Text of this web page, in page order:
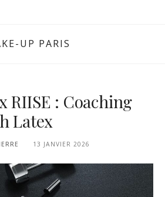
UP PARIS
RIISE : Coaching
Latex
13 JANVIER 2026